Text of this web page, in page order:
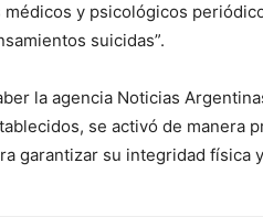
y psicológicos
suicidas”.
la agencia Noticias
se activó de manera
garantizar su integridad física